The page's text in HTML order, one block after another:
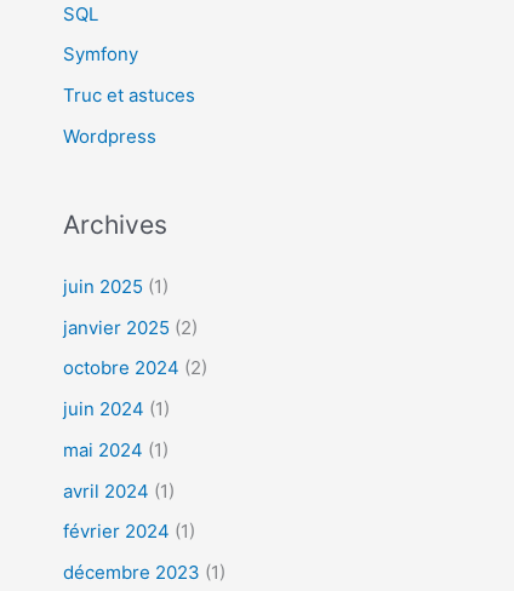
SQL
Symfony
Truc et astuces
Wordpress
Archives
juin 2025 (1)
janvier 2025 (2)
octobre 2024 (2)
juin 2024 (1)
mai 2024 (1)
avril 2024 (1)
février 2024 (1)
décembre 2023 (1)